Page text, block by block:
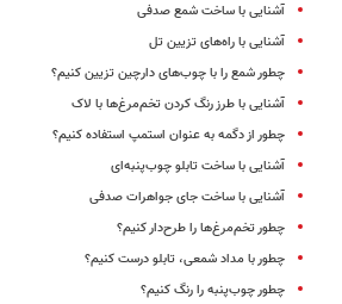
آشنایی با ساخت شمع صدفی
آشنایی با راه‌های تزیین تل
چطور شمع را با چوب‌های دارچین تزیین کنیم؟
آشنایی با طرز رنگ کردن تخم‌مرغ‌ها با لاک
چطور از دگمه به عنوان استمپ استفاده کنیم؟
آشنایی با ساخت تابلو چوب‌پنبه‌ای
آشنایی با ساخت جای جواهرات صدفی
چطور تخم‌مرغ‌ها را طرح‌دار کنیم؟
چطور با مداد شمعی، تابلو درست کنیم؟
چطور چوب‌پنبه را رنگ کنیم؟